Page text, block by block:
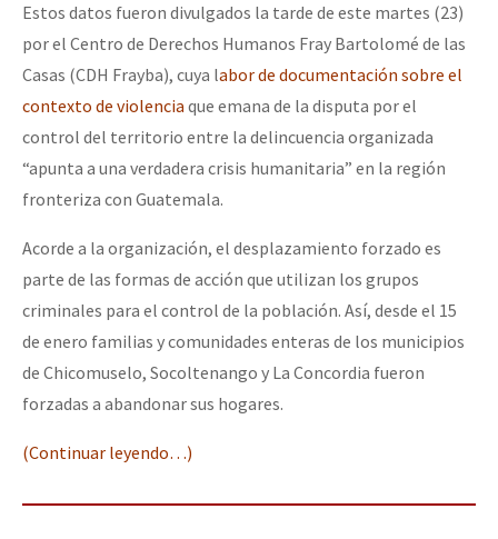
Otras secciones
Semillero Guerra contra la Humanidad. (Las poblaciones y
la naturaleza bajo asedio)
Libros para descargar
Medios Libres
COVID-19
Eventos
Contacto
Estos datos fueron divulgados la tarde de este martes (23)
por el Centro de Derechos Humanos Fray Bartolomé de las
Casas (CDH Frayba), cuya labor de documentación sobre el
contexto de violencia que emana de la disputa por el
control del territorio entre la delincuencia organizada
“apunta a una verdadera crisis humanitaria” en la región
fronteriza con Guatemala.
Acorde a la organización, el desplazamiento forzado es
parte de las formas de acción que utilizan los grupos
criminales para el control de la población. Así, desde el 15
de enero familias y comunidades enteras de los municipios
de Chicomuselo, Socoltenango y La Concordia fueron
forzadas a abandonar sus hogares.
(Continuar leyendo…)